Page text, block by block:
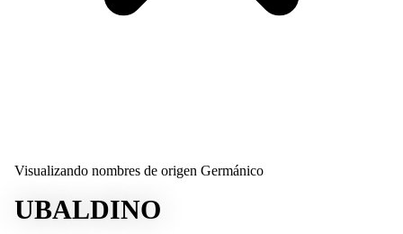
Visualizando nombres de origen Germánico
UBALDINO